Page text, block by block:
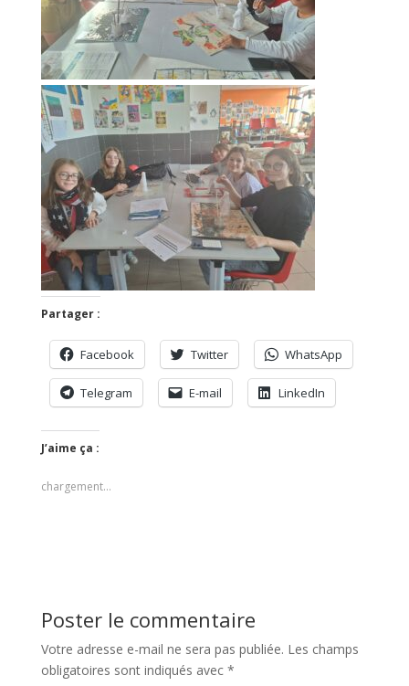
Partager :
Facebook Twitter WhatsApp
Telegram E-mail LinkedIn
J’aime ça :
chargement…
Poster le commentaire
Votre adresse e-mail ne sera pas publiée. Les champs
obligatoires sont indiqués avec *